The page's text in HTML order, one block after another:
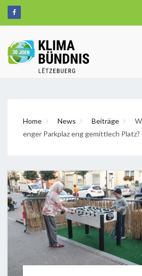
Home News Beiträge
enger Parkplaz eng gemittlech Platz?